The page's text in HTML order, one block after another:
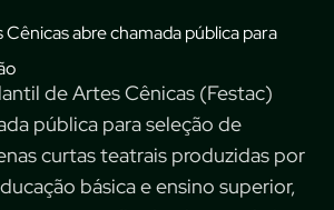
de Artes Cênicas (Festac)
pública para seleção de
curtas teatrais produzidas por
básica e ensino superior,